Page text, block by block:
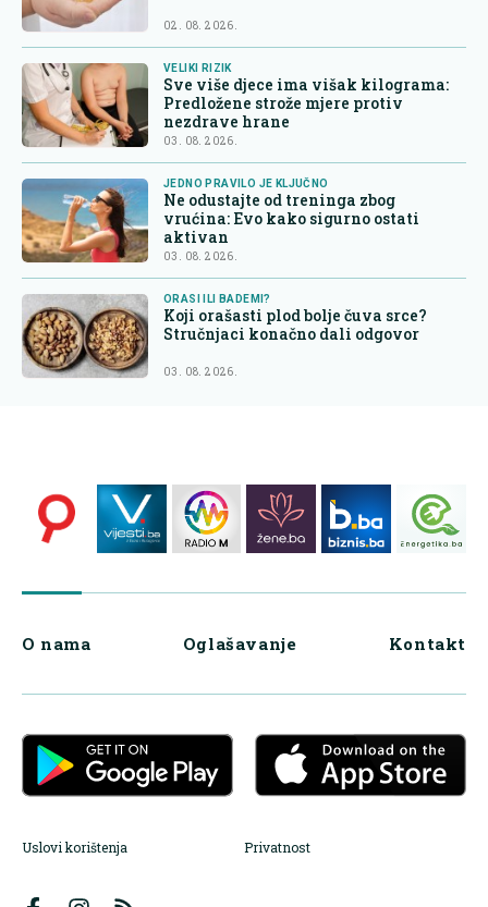
02. 08. 2026.
VELIKI RIZIK
Sve više djece ima višak kilograma:
Predložene strože mjere protiv
nezdrave hrane
03. 08. 2026.
JEDNO PRAVILO JE KLJUČNO
Ne odustajte od treninga zbog
vrućina: Evo kako sigurno ostati
aktivan
03. 08. 2026.
ORASI ILI BADEMI?
Koji orašasti plod bolje čuva srce?
Stručnjaci konačno dali odgovor
03. 08. 2026.
O nama Oglašavanje Kontakt
Uslovi korištenja Privatnost